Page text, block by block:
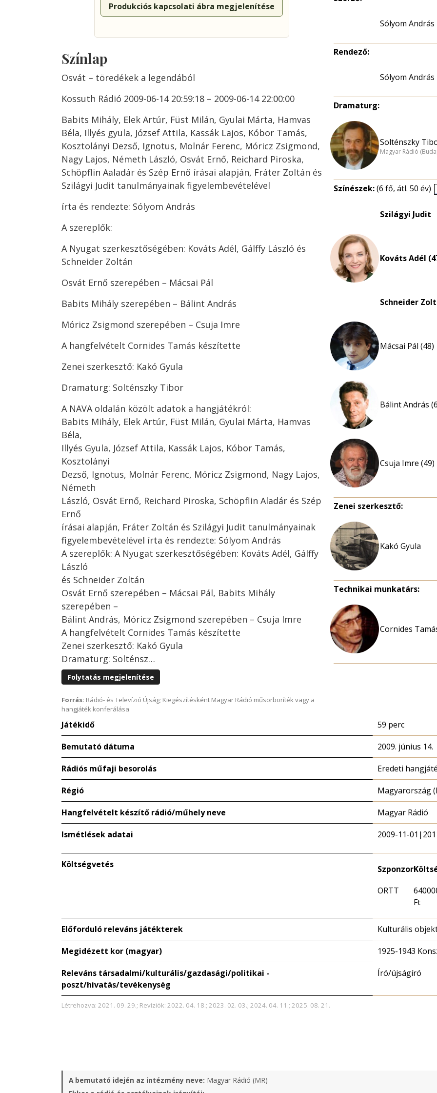
Produkciós kapcsolati ábra megjelenítése
Színlap
Osvát – töredékek a legendából
Kossuth Rádió 2009-06-14 20:59:18 – 2009-06-14 22:00:00
Babits Mihály, Elek Artúr, Füst Milán, Gyulai Márta, Hamvas
Béla, Illyés gyula, József Attila, Kassák Lajos, Kóbor Tamás,
Kosztolányi Dezső, Ignotus, Molnár Ferenc, Móricz Zsigmond,
Nagy Lajos, Németh László, Osvát Ernő, Reichard Piroska,
Schöpflin Aaladár és Szép Ernő írásai alapján, Fráter Zoltán és
Szilágyi Judit tanulmányainak figyelembevételével
írta és rendezte: Sólyom András
A szereplők:
A Nyugat szerkesztőségében: Kováts Adél, Gálffy László és
Schneider Zoltán
Osvát Ernő szerepében – Mácsai Pál
Babits Mihály szerepében – Bálint András
Móricz Zsigmond szerepében – Csuja Imre
A hangfelvételt Cornides Tamás készítette
Zenei szerkesztő: Kakó Gyula
Dramaturg: Solténszky Tibor
A NAVA oldalán közölt adatok a hangjátékról:
Babits Mihály, Elek Artúr, Füst Milán, Gyulai Márta, Hamvas
Béla,
Illyés Gyula, József Attila, Kassák Lajos, Kóbor Tamás,
Kosztolányi
Dezső, Ignotus, Molnár Ferenc, Móricz Zsigmond, Nagy Lajos,
Németh
László, Osvát Ernő, Reichard Piroska, Schöpflin Aladár és Szép
Ernő
írásai alapján, Fráter Zoltán és Szilágyi Judit tanulmányainak
figyelembevételével írta és rendezte: Sólyom András
A szereplők: A Nyugat szerkesztőségében: Kováts Adél, Gálffy
László
és Schneider Zoltán
Osvát Ernő szerepében – Mácsai Pál, Babits Mihály
szerepében –
Bálint András, Móricz Zsigmond szerepében – Csuja Imre
A hangfelvételt Cornides Tamás készítette
Zenei szerkesztő: Kakó Gyula
Dramaturg: Solténsz…
Folytatás megjelenítése
Forrás: Rádió- és Televízió Újság; Kiegészítésként Magyar Rádió műsorboríték vagy a
hangjáték konferálása
Sólyom András
Rendező:
Sólyom András
Dramaturg:
Solténszky
Magyar Rádió
Színészek:(6 fő, átl. 50 év)
Szilágyi Judit
Kováts Adél
Schneider
Mácsai Pál (48)
Bálint András
Csuja Imre (49)
Zenei szerkesztő:
Kakó Gyula
Technikai munkatárs:
Cornides
Játékidő 59 perc
Bemutató dátuma 2009. június 14.
Rádiós műfaji besorolás Eredeti
Régió Magyarország
Hangfelvételt készítő rádió/műhely neve Magyar Rádió
Ismétlések adatai 2009-11-
Költségvetés Szponzor
ORTT
Ft
Előforduló releváns játékterek Kulturális
Megidézett kor (magyar) 1925-1943
Releváns társadalmi/kulturális/gazdasági/politikai -
poszt/hivatás/tevékenység
Író/újságíró
Létrehozva: 2021. 09. 29.; Revíziók: 2022. 04. 18.; 2023. 02. 03.; 2024. 04. 11.; 2025. 08. 21.
A bemutató idején az intézmény neve: Magyar Rádió (MR)